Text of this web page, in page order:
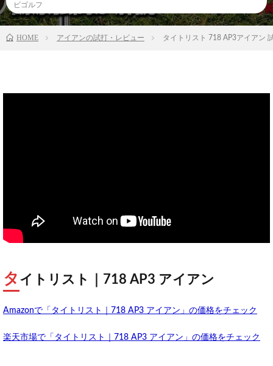
ビゴルフ
HOME アイアンの試打・レビュー タイトリスト 718 AP3アイアン
タ イトリスト｜718 AP3 アイアン
Amazonで「タイトリスト｜718 AP3 アイアン」の価格をチェック
楽天市場で「タイトリスト｜718 AP3 アイアン」の価格をチェック